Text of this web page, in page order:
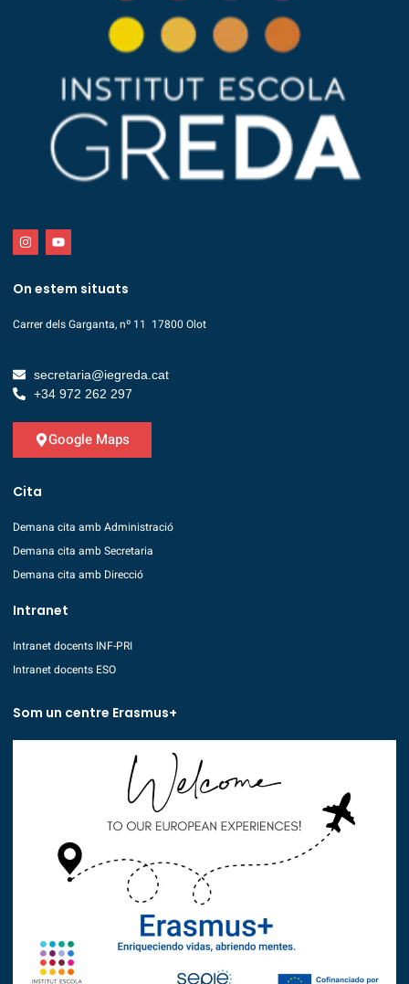
On estem situats
Carrer dels Garganta, nº 11 17800 Olot
secretaria@iegreda.cat
+34 972 262 297
Google Maps
Cita
Demana cita amb Administració
Demana cita amb Secretaria
Demana cita amb Direcció
Intranet
Intranet docents INF-PRI
Intranet docents ESO
Som un centre Erasmus+